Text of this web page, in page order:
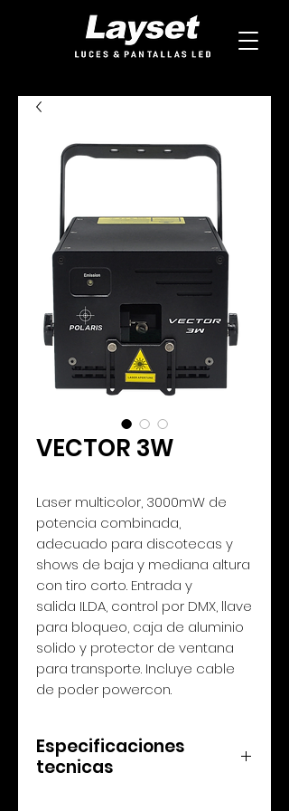
VECTOR 3W
Laser multicolor, 3000mW de
potencia combinada,
adecuado para discotecas y
shows de baja y mediana altura
con tiro corto. Entrada y
salida ILDA, control por DMX, llave
para bloqueo, caja de aluminio
solido y protector de ventana
para transporte. Incluye cable
de poder powercon.
Especificaciones
tecnicas